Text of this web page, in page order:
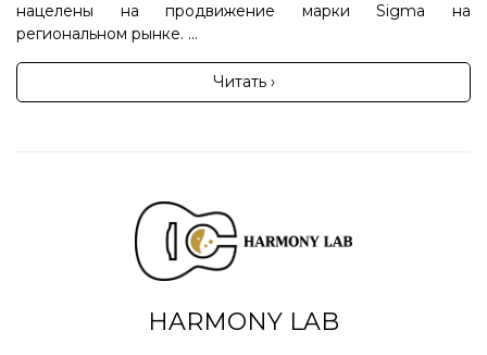
нацелены на продвижение марки Sigma на
региональном рынке. ...
Читать ›
HARMONY LAB